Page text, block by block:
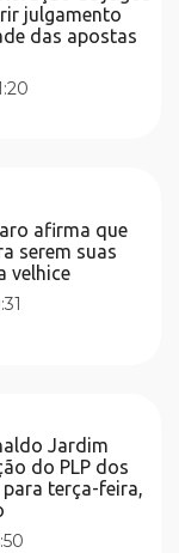
julgamento
das apostas
afirma que
serem suas
velhice
Jardim
do PLP dos
terça-feira,